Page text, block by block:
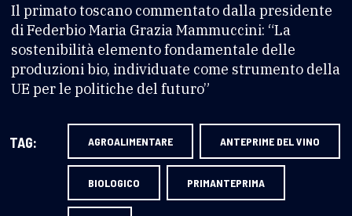
Il primato toscano commentato dalla presidente
di Federbio Maria Grazia Mammuccini: “La
sostenibilità elemento fondamentale delle
produzioni bio, individuate come strumento della
UE per le politiche del futuro”
TAG: AGROALIMENTARE ANTEPRIME DEL VINO
BIOLOGICO PRIMANTEPRIMA